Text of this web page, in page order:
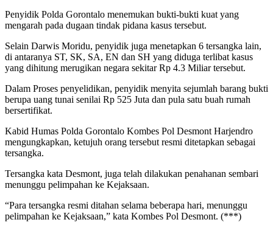
Penyidik Polda Gorontalo menemukan bukti-bukti kuat yang
mengarah pada dugaan tindak pidana kasus tersebut.
Selain Darwis Moridu, penyidik juga menetapkan 6 tersangka lain,
di antaranya ST, SK, SA, EN dan SH yang diduga terlibat kasus
yang dihitung merugikan negara sekitar Rp 4.3 Miliar tersebut.
Dalam Proses penyelidikan, penyidik menyita sejumlah barang bukti
berupa uang tunai senilai Rp 525 Juta dan pula satu buah rumah
bersertifikat.
Kabid Humas Polda Gorontalo Kombes Pol Desmont Harjendro
mengungkapkan, ketujuh orang tersebut resmi ditetapkan sebagai
tersangka.
Tersangka kata Desmont, juga telah dilakukan penahanan sembari
menunggu pelimpahan ke Kejaksaan.
“Para tersangka resmi ditahan selama beberapa hari, menunggu
pelimpahan ke Kejaksaan,” kata Kombes Pol Desmont. (***)